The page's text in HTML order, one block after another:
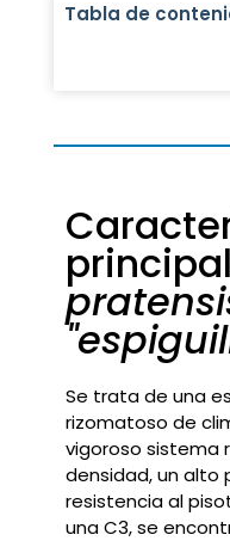
Tabla de
Se trata de una
rizomatoso de
vigoroso sistema
densidad, un alto
resistencia al
una C3, se